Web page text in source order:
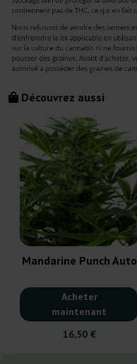
Découvrez aussi
Mandarine Punch Auto
Acheter
maintenant
16,50 €